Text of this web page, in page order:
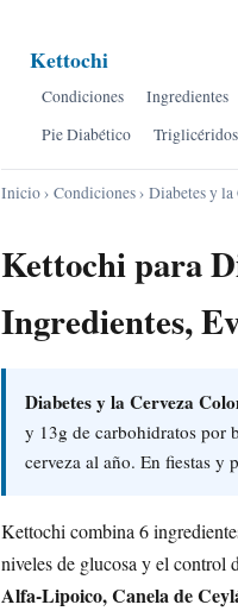
Kettochi
Condiciones Ingredientes
Pie Diabético
Triglicéridos
Inicio› Condiciones› Diabetes y
Kettochi para
Ingredientes,
Diabetes y la Cerveza
y 13g de carbohidratos por
cerveza al año. En fiestas
Kettochi combina 6
niveles de glucosa y el control
Alfa-Lipoico, Canela de